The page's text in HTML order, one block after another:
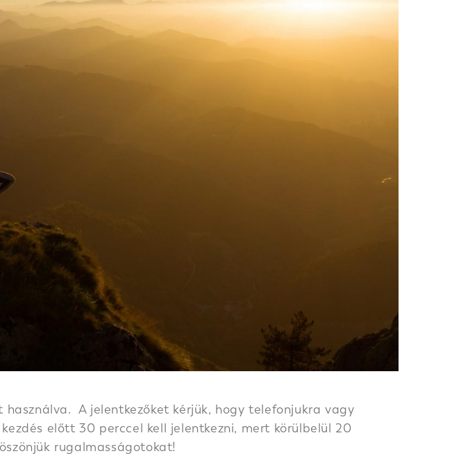
A jelentkezőket kérjük, hogy telefonjukra vagy
előtt 30 perccel kell jelentkezni, mert körülbelül 20
rugalmasságotokat!